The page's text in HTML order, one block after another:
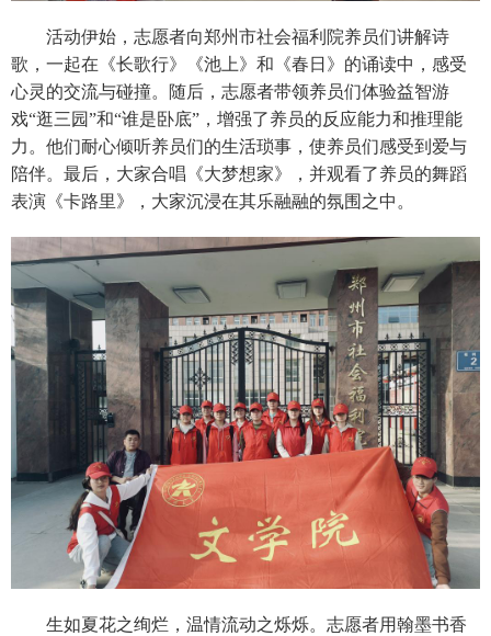
活动伊始，志愿者向郑州市社会福利院养员们讲解诗
歌，一起在《长歌行》《池上》和《春日》的诵读中，感受
心灵的交流与碰撞。随后，志愿者带领养员们体验益智游
戏“逛三园”和“谁是卧底”，增强了养员的反应能力和推理能
力。他们耐心倾听养员们的生活琐事，使养员们感受到爱与
陪伴。最后，大家合唱《大梦想家》，并观看了养员的舞蹈
表演《卡路里》，大家沉浸在其乐融融的氛围之中。
生如夏花之绚烂，温情流动之烁烁。志愿者用翰墨书香